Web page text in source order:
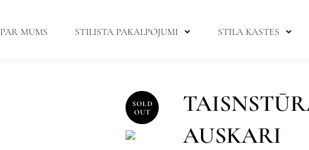
PAR MUMS STILISTA PAKALPOJUMI STILA KASTES
SOLD
OUT
AUSKARI